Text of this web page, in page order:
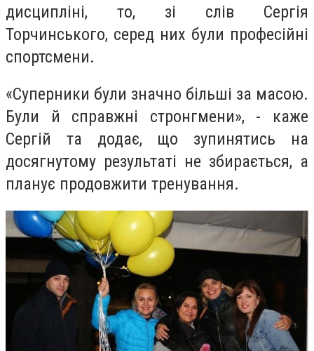
дисципліні, то, зі слів Сергія
Торчинського, серед них були професійні
спортсмени.
«Суперники були значно більші за масою.
Були й справжні стронгмени», - каже
Сергій та додає, що зупинятись на
досягнутому результаті не збирається, а
планує продовжити тренування.